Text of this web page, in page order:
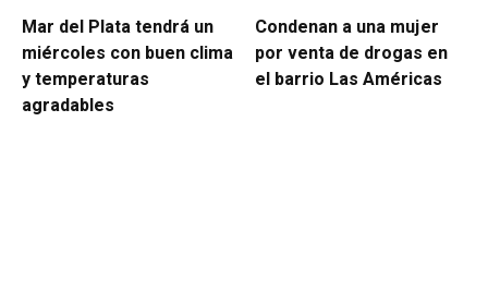
Mar del Plata tendrá un
miércoles con buen clima
y temperaturas
agradables
Condenan a una mujer
por venta de drogas en
el barrio Las Américas